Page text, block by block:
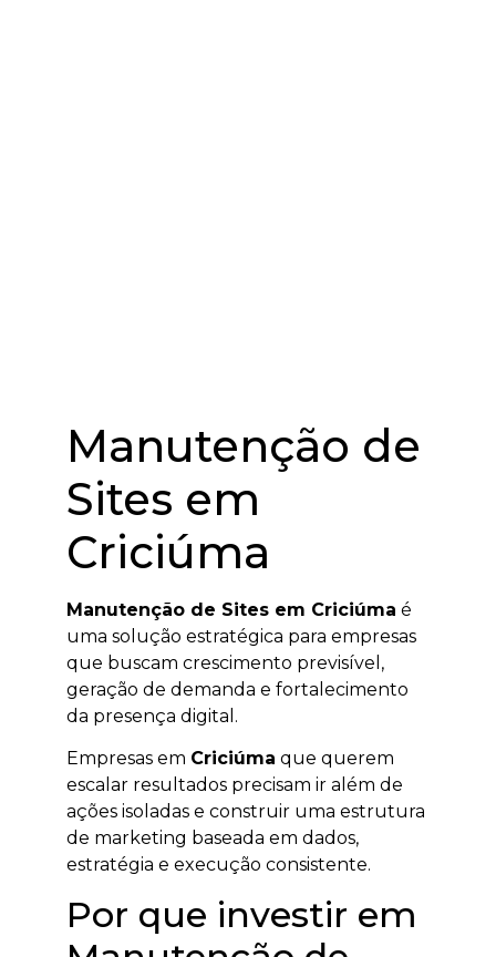
Manutenção de
Sites em
Criciúma
Manutenção de Sites em Criciúma é
uma solução estratégica para empresas
que buscam crescimento previsível,
geração de demanda e fortalecimento
da presença digital.
Empresas em Criciúma que querem
escalar resultados precisam ir além de
ações isoladas e construir uma estrutura
de marketing baseada em dados,
estratégia e execução consistente.
Por que investir em